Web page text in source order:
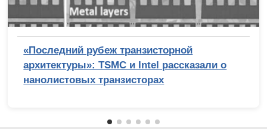
«Последний рубеж транзисторной
архитектуры»: TSMC и Intel рассказали о
нанолистовых транзисторах